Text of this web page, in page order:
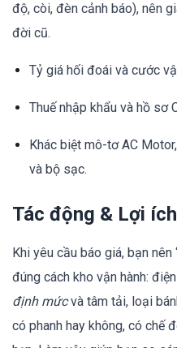
độ, còi, đèn cảnh báo), nên
đời cũ.
Tỷ giá hối đoái và cước
Thuế nhập khẩu và hồ sơ
Khác biệt mô-tơ AC
và bộ sạc.
Tác động & Lợi ích
Khi yêu cầu báo giá, bạn
đúng cách kho vận hành:
định mứcvà tâm tải, loại
có phanh hay không, có chế